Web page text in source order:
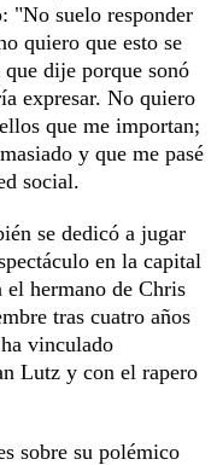
"No suelo responder
quiero que esto se
dije porque sonó
expresar. No quiero
que me importan;
y que me pasé
social.
se dedicó a jugar
en la capital
hermano de Chris
tras cuatro años
vinculado
Lutz y con el rapero
sobre su polémico